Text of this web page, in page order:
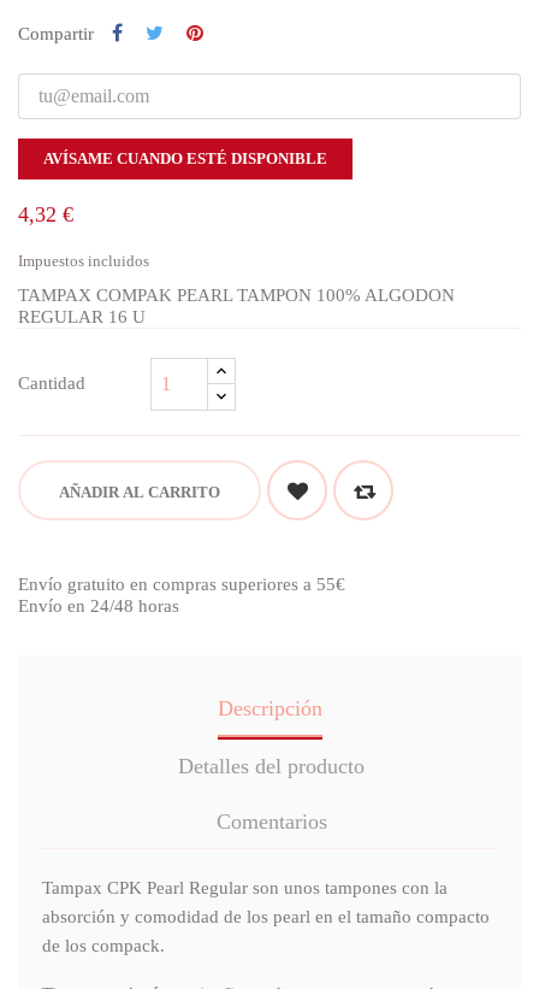
Compartir
AVÍSAME CUANDO ESTÉ DISPONIBLE
4,32 €
Impuestos incluidos
TAMPAX COMPAK PEARL TAMPON 100% ALGODON
REGULAR 16 U
Cantidad
AÑADIR AL CARRITO
Envío gratuito en compras superiores a 55€
Envío en 24/48 horas
Descripción
Detalles del producto
Comentarios
Tampax CPK Pearl Regular son unos tampones con la
absorción y comodidad de los pearl en el tamaño compacto
de los compack.